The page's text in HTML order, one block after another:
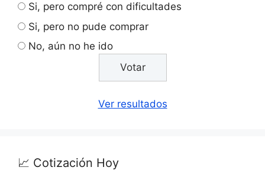
Si, pero compré con dificultades
Si, pero no pude comprar
No, aún no he ido
Ver resultados
📈 Cotización Hoy